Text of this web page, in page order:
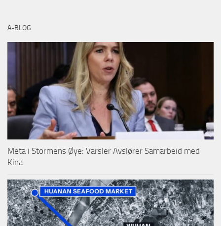
A-BLOG
Meta i Stormens Øye: Varsler Avslører Samarbeid med
Kina